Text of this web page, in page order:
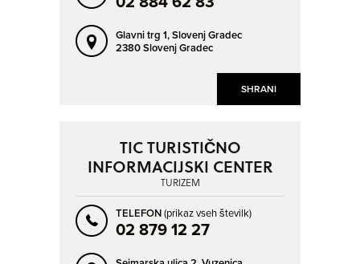
SHRANI
Glavni trg 1,Slovenj Gradec
2380 Slovenj Gradec
TIC TURISTIČNO
INFORMACIJSKI CENTER
TURIZEM
TELEFON(prikaz vseh številk)
02 879 12 27